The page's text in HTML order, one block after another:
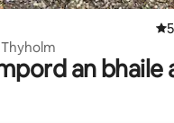
an bhaile